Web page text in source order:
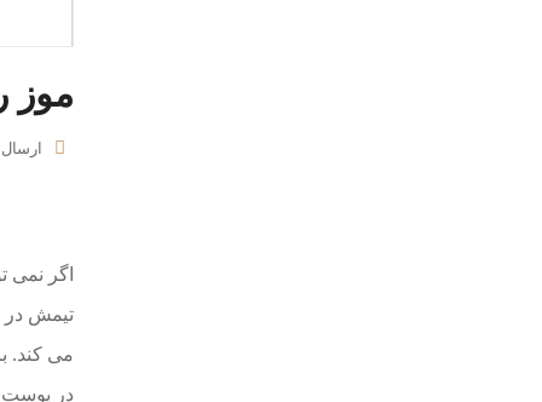
موز
اگر نمی
تیمش در
می کند.
در پوست